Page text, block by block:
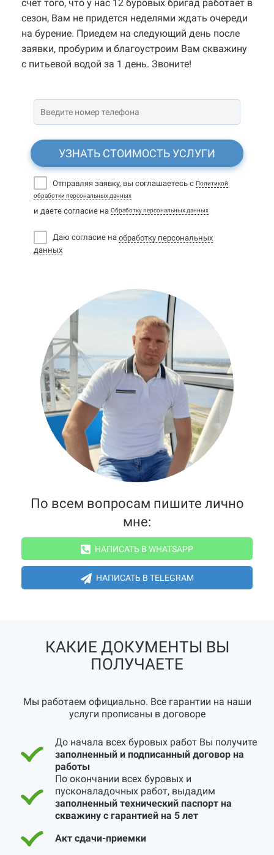
счет того, что у нас 12 буровых бригад работает в
сезон, Вам не придется неделями ждать очереди
на бурение. Приедем на следующий день после
заявки, пробурим и благоустроим Вам скважину
с питьевой водой за 1 день. Звоните!
УЗНАТЬ СТОИМОСТЬ УСЛУГИ
Отправляя заявку, вы соглашаетесь с Политикой
обработки персональных данных
и даете согласие на Обработку персональных данных
Даю согласие на обработку персональных
данных
По всем вопросам пишите лично
мне:
НАПИСАТЬ В WHATSAPP
НАПИСАТЬ В TELEGRAM
КАКИЕ ДОКУМЕНТЫ ВЫ
ПОЛУЧАЕТЕ
Мы работаем официально. Все гарантии на наши
услуги прописаны в договоре
До начала всех буровых работ Вы получите
заполненный и подписанный договор на
работы
По окончании всех буровых и
пусконаладочных работ, выдадим
заполненный технический паспорт на
скважину с гарантией на 5 лет
Акт сдачи-приемки